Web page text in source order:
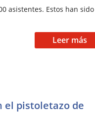
asistentes. Estos han sido
Leer más
el pistoletazo de